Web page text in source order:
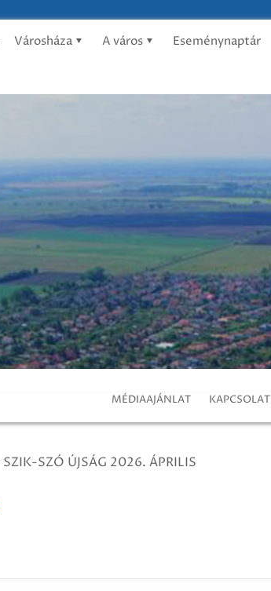
Városháza A város Eseménynaptár
MÉDIAAJÁNLAT KAPCSOLAT
SZIK-SZÓ ÚJSÁG 2026. ÁPRILIS